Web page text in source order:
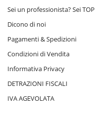
Sei un professionista? Sei TOP
Dicono di noi
Pagamenti & Spedizioni
Condizioni di Vendita
Informativa Privacy
DETRAZIONI FISCALI
IVA AGEVOLATA